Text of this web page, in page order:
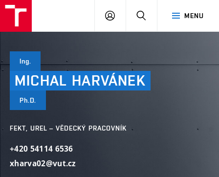
MENU
PŘIHLÁSIT
Ing.
MICHAL HARVÁNEK
Ph.D.
FEKT, UREL – VĚDECKÝ PRACOVNÍK
+420 54114 6536
xharva02@vut.cz